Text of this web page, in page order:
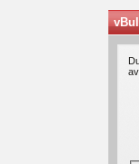
förbättras. Välkommen!
Bli medlem gratishos